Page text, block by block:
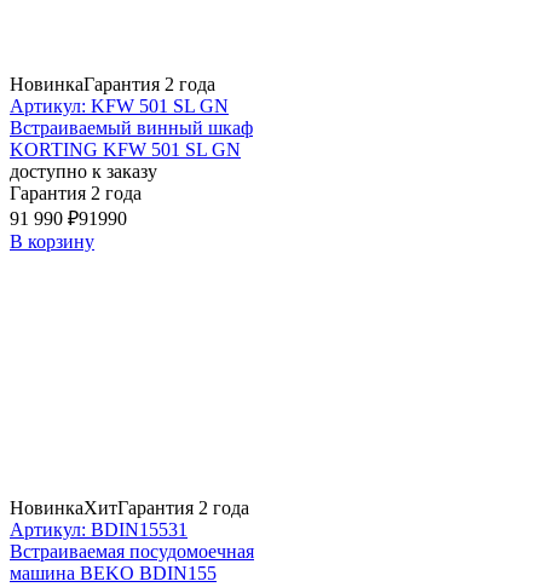
НовинкаГарантия 2 года
Артикул: KFW 501 SL GN
Встраиваемый винный шкаф
KORTING KFW 501 SL GN
доступно к заказу
Гарантия 2 года
91 990 ₽91990
В корзину
НовинкаХитГарантия 2 года
Артикул: BDIN15531
Встраиваемая посудомоечная
машина BEKO BDIN155